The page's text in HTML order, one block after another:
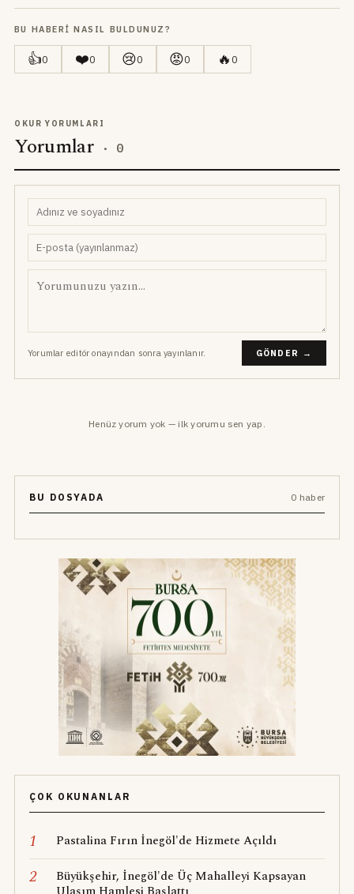
BU HABERI NASIL BULDUNUZ?
👍0 ❤️0 😢0 😡0 🔥0
OKUR YORUMLARI
Yorumlar · 0
Yorumlar editör onayından sonra yayınlanır. GÖNDER →
Henüz yorum yok — ilk yorumu sen yap.
BU DOSYADA 0 haber
ÇOK OKUNANLAR
1 Pastalina Fırın İnegöl'de Hizmete Açıldı
2
Büyükşehir, İnegöl'de Üç Mahalleyi Kapsayan